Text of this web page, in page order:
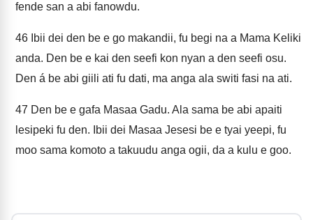
fende san a abi fanowdu.
46 Ibii dei den be e go makandii, fu begi na a Mama Keliki
anda. Den be e kai den seefi kon nyan a den seefi osu.
Den á be abi giili ati fu dati, ma anga ala switi fasi na ati.
47 Den be e gafa Masaa Gadu. Ala sama be abi apaiti
lesipeki fu den. Ibii dei Masaa Jesesi be e tyai yeepi, fu
moo sama komoto a takuudu anga ogii, da a kulu e goo.